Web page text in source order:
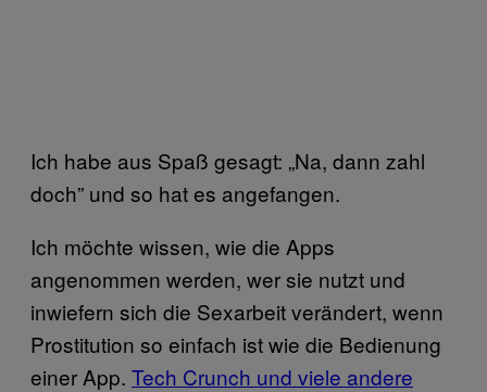
Ich habe aus Spaß gesagt: „Na, dann zahl
doch” und so hat es angefangen.
Ich möchte wissen, wie die Apps
angenommen werden, wer sie nutzt und
inwiefern sich die Sexarbeit verändert, wenn
Prostitution so einfach ist wie die Bedienung
einer App. Tech Crunch und viele andere